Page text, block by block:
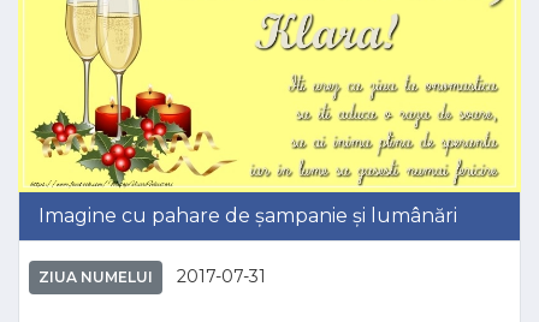
Imagine cu pahare de șampanie și lumânări
ZIUA NUMELUI 2017-07-31